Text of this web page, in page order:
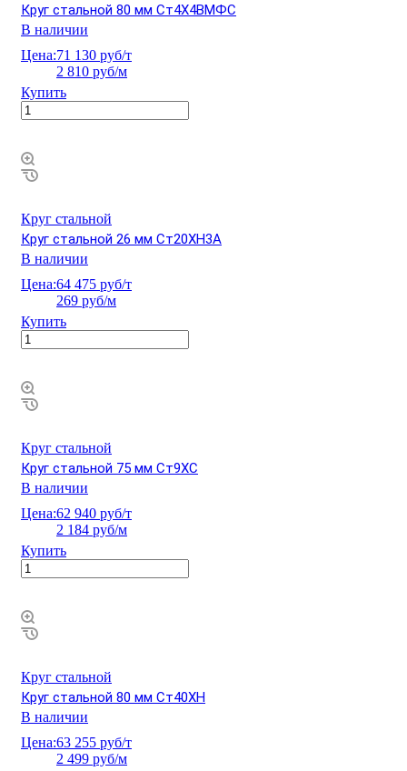
Круг стальной 80 мм Ст4Х4ВМФС
В наличии
Цена:71 130 руб/т
2 810 руб/м
Купить
Круг стальной
Круг стальной 26 мм Ст20ХН3А
В наличии
Цена:64 475 руб/т
269 руб/м
Купить
Круг стальной
Круг стальной 75 мм Ст9ХС
В наличии
Цена:62 940 руб/т
2 184 руб/м
Купить
Круг стальной
Круг стальной 80 мм Ст40ХН
В наличии
Цена:63 255 руб/т
2 499 руб/м